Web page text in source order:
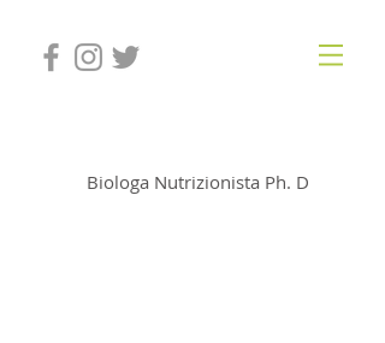
Biologa Nutrizionista Ph. D